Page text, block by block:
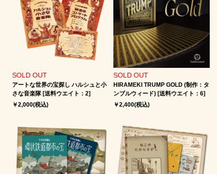
SOLD OUT
アートな世界の宝探し ハルシュと小
さな音楽隊 [送料ウエイト：2]
￥2,000(税込)
SOLD OUT
HIRAMEKI TRUMP GOLD (制作：タ
ンブルウィード) [送料ウエイト：6]
￥2,400(税込)